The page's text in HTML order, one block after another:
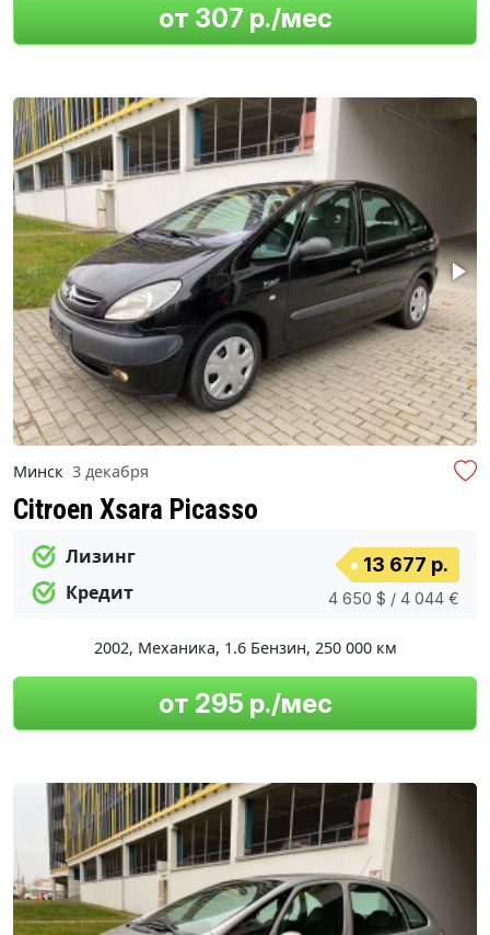
от 307 р./мес
Минск 3 декабря
Citroen Xsara Picasso
Лизинг
Кредит
13 677 р.
4 650 $ / 4 044 €
2002, Механика, 1.6 Бензин, 250 000 км
от 295 р./мес